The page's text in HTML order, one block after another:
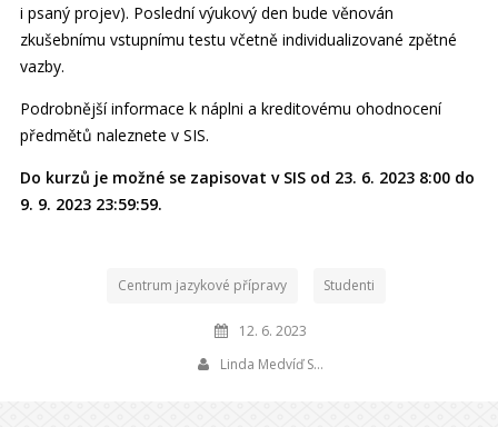
i psaný projev). Poslední výukový den bude věnován
zkušebnímu vstupnímu testu včetně individualizované zpětné
vazby.
Podrobnější informace k náplni a kreditovému ohodnocení
předmětů naleznete v SIS.
Do kurzů je možné se zapisovat v SIS od 23. 6. 2023 8:00 do
9. 9. 2023 23:59:59.
Centrum jazykové přípravy Studenti
12. 6. 2023
Linda Medvíď S…